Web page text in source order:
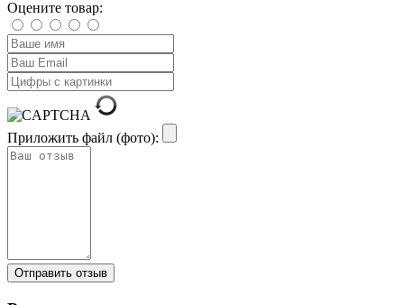
Оцените товар:
Приложить файл (фото):